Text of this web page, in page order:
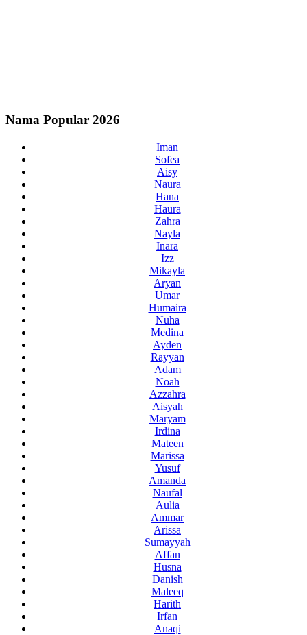
Nama Popular 2026
Iman
Sofea
Aisy
Naura
Hana
Haura
Zahra
Nayla
Inara
Izz
Mikayla
Aryan
Umar
Humaira
Nuha
Medina
Ayden
Rayyan
Adam
Noah
Azzahra
Aisyah
Maryam
Irdina
Mateen
Marissa
Yusuf
Amanda
Naufal
Aulia
Ammar
Arissa
Sumayyah
Affan
Husna
Danish
Maleeq
Harith
Irfan
Anaqi